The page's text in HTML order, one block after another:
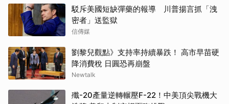
駁斥美國短缺彈藥的報導 川普揚言抓「洩
密者」送監獄
信傳媒
劉黎兒觀點》支持率持續暴跌！ 高市早苗硬
降消費稅 日圓恐再崩盤
Newtalk
殲-20產量逆轉輾壓F-22！中美頂尖戰機大